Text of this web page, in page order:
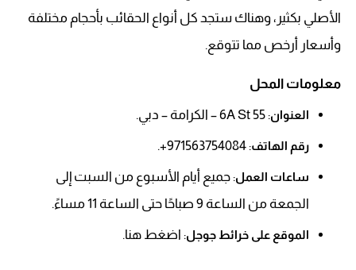
الأصلي بكثير، وهناك ستجد كل أنواع الحقائب بأحجام مختلفة
وأسعار أرخص مما تتوقع.
معلومات المحل
العنوان: 55 6A St – الكرامة – دبي.
رقم الهاتف: 971563754084+.
ساعات العمل: جميع أيام الأسبوع من السبت إلى
الجمعة من الساعة 9 صباحًا حتى الساعة 11 مساءً.
الموقع على خرائط جوجل: اضغط هنا.